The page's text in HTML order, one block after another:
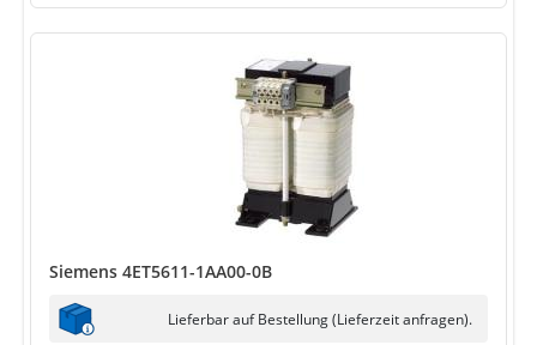
Siemens 4ET5611-1AA00-0B
Lieferbar auf Bestellung (Lieferzeit anfragen).